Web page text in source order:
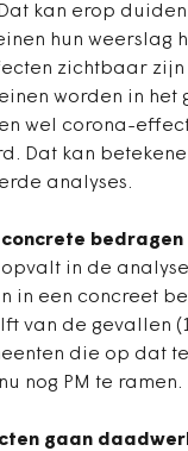
kan erop
hun weerslag
zichtbaar zijn
worden in het
wel corona-
Dat kan
analyses.
concrete bedragen
in de
in een concreet
van de gevallen
die op dat
nog PM te ramen.
gaan